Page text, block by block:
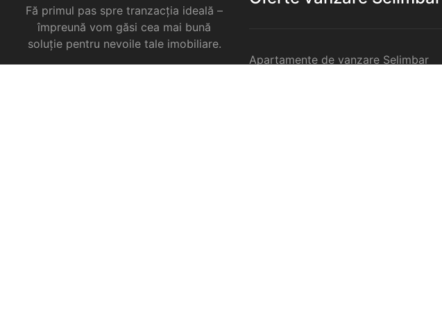
Fă primul pas spre tranzacția ideală –
împreună vom găsi cea mai bună
soluție pentru nevoile tale imobiliare.
Apartamente de vanzare Selimbar